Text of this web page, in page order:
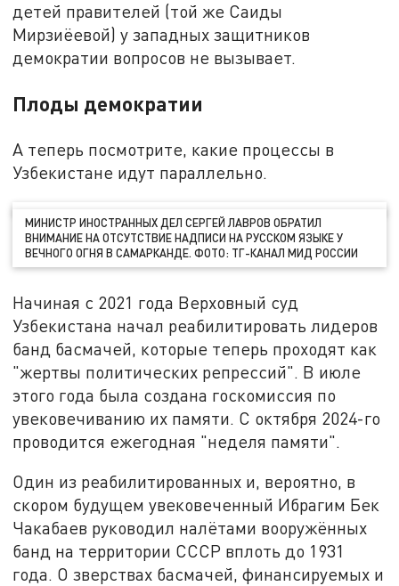
детей правителей (той же Саиды
Мирзиёевой) у западных защитников
демократии вопросов не вызывает.
Плоды демократии
А теперь посмотрите, какие процессы в
Узбекистане идут параллельно.
МИНИСТР ИНОСТРАННЫХ ДЕЛ СЕРГЕЙ ЛАВРОВ ОБРАТИЛ
ВНИМАНИЕ НА ОТСУТСТВИЕ НАДПИСИ НА РУССКОМ ЯЗЫКЕ У
ВЕЧНОГО ОГНЯ В САМАРКАНДЕ. ФОТО: ТГ-КАНАЛ МИД РОССИИ
Начиная с 2021 года Верховный суд
Узбекистана начал реабилитировать лидеров
банд басмачей, которые теперь проходят как
"жертвы политических репрессий". В июле
этого года была создана госкомиссия по
увековечиванию их памяти. С октября 2024-го
проводится ежегодная "неделя памяти".
Один из реабилитированных и, вероятно, в
скором будущем увековеченный Ибрагим Бек
Чакабаев руководил налётами вооружённых
банд на территории СССР вплоть до 1931
года. О зверствах басмачей, финансируемых и